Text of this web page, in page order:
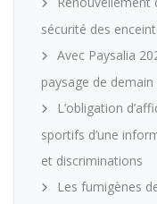
sécurité des
Avec Paysalia
paysage de demain
L’obligation
sportifs d’une
et discriminations
Les fumigènes